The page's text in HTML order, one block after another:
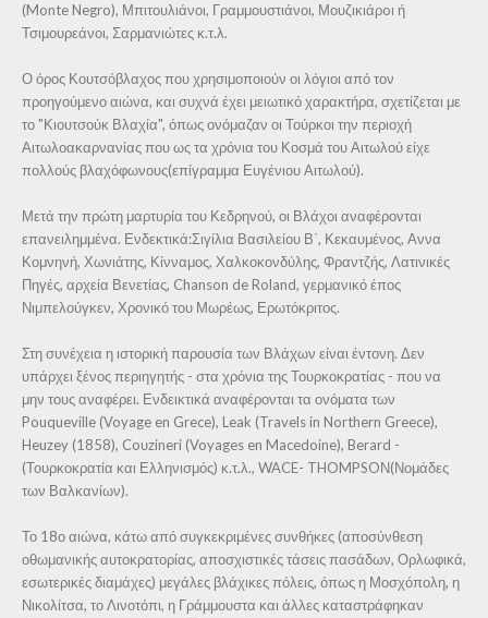
Μουσική
Μουσείο Αρμανικής Μουσικής
Φωτογραφία
Βιβλίο
Εκδόσεις
Ημερολόγια
Βιβλία
Βιβλιοθήκη Συλλόγου
Δημοσιευμένα Άρθρα
Διοικητικά Συμβούλια
Επικοινωνία
(Monte Negro), Μπιτουλιάνοι, Γραμμουστιάνοι, Μουζικιάρoι ή
Τσιμουρεάνοι, Σαρμανιώτες κ.τ.λ.
Ο όρος Κουτσόβλαχος που χρησιμοποιούν οι λόγιοι από τον
προηγούμενο αιώνα, και συχνά έχει μειωτικό χαρακτήρα, σχετίζεται με
το "Κιουτσούκ Βλαχία", όπως ονόμαζαν οι Τούρκοι την περιοχή
Αιτωλοακαρνανίας που ως τα χρόνια του Κοσμά του Αιτωλού είχε
πολλούς βλαχόφωνους(επίγραμμα Ευγένιου Αιτωλού).
Μετά την πρώτη μαρτυρία του Κεδρηνού, οι Βλάχοι αναφέρονται
επανειλημμένα. Ενδεκτικά:Σιγίλια Βασιλείου Β΄, Κεκαυμένος, Αννα
Κομνηνή, Χωνιάτης, Κίνναμος, Χαλκοκονδύλης, Φραντζής, Λατινικές
Πηγές, αρχεία Βενετίας, Chanson de Roland, γερμανικό έπος
Νιμπελούγκεν, Χρονικό του Μωρέως, Ερωτόκριτος.
Στη συνέχεια η ιστορική παρουσία των Βλάχων είναι έντονη. Δεν
υπάρχει ξένος περιηγητής - στα χρόνια της Τουρκοκρατίας - που να
μην τους αναφέρει. Ενδεικτικά αναφέρονται τα ονόματα των
Pouqueville (Voyage en Grece), Leak (Travels in Northern Greece),
Heuzey (1858), Coυzineri (Voyages en Macedoine), Berard -
(Τουρκοκρατία και Ελληνισμός) κ.τ.λ., WACE- THOMPSOΝ(Νομάδες
των Βαλκανίων).
Το 18ο αιώνα, κάτω από συγκεκριμένες συνθήκες (αποσύνθεση
οθωμανικής αυτοκρατορίας, αποσχιστικές τάσεις πασάδων, Ορλωφικά,
εσωτερικές διαμάχες) μεγάλες βλάχικες πόλεις, όπως η Μοσχόπολη, η
Νικολίτσα, το Λινοτόπι, η Γράμμουστα και άλλες καταστράφηκαν